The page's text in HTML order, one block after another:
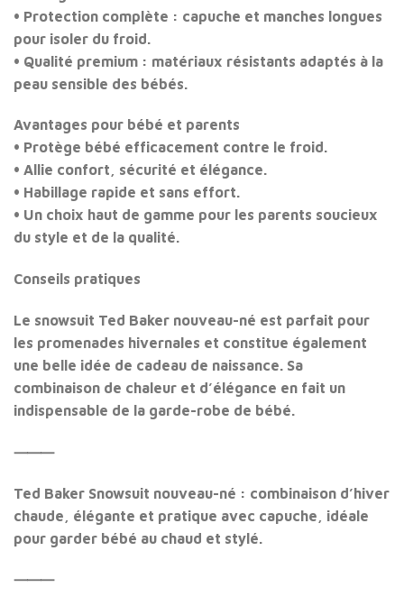
• Protection complète : capuche et manches longues
pour isoler du froid.
• Qualité premium : matériaux résistants adaptés à la
peau sensible des bébés.
Avantages pour bébé et parents
• Protège bébé efficacement contre le froid.
• Allie confort, sécurité et élégance.
• Habillage rapide et sans effort.
• Un choix haut de gamme pour les parents soucieux
du style et de la qualité.
Conseils pratiques
Le snowsuit Ted Baker nouveau-né est parfait pour
les promenades hivernales et constitue également
une belle idée de cadeau de naissance. Sa
combinaison de chaleur et d’élégance en fait un
indispensable de la garde-robe de bébé.
⸻
Ted Baker Snowsuit nouveau-né : combinaison d’hiver
chaude, élégante et pratique avec capuche, idéale
pour garder bébé au chaud et stylé.
⸻